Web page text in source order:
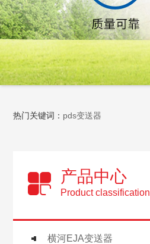
热门关键词： pds变送器
产品中心
Product classification
横河EJA变送器